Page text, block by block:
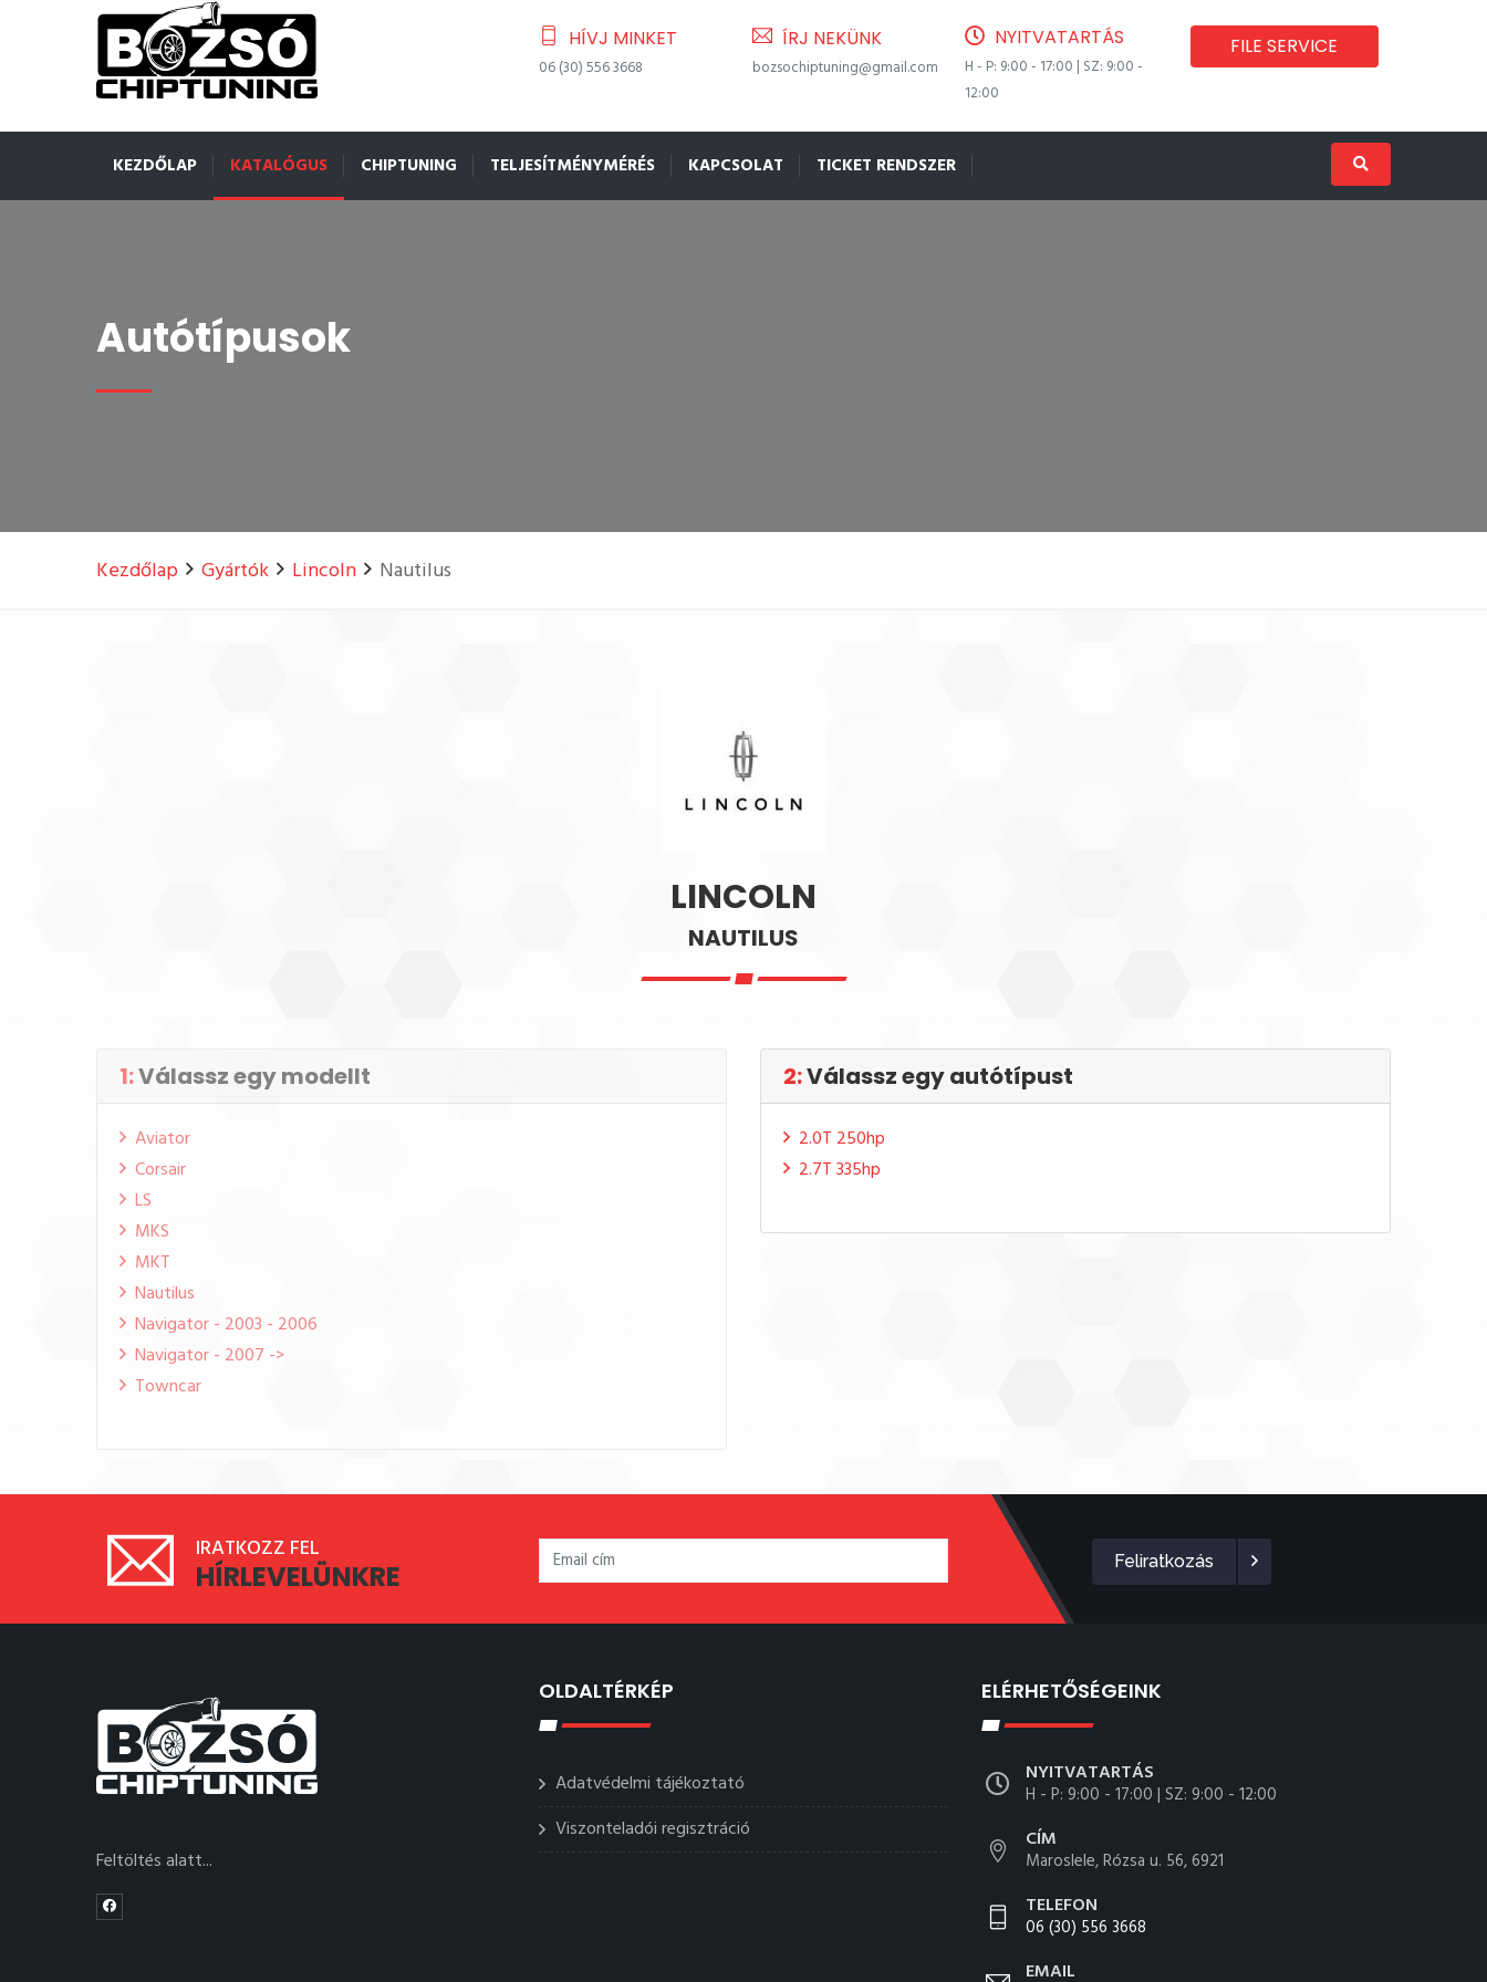
HÍVJ MINKET
06 (30) 556 3668
ÍRJ NEKÜNK
bozsochiptuning@gmail.com
NYITVATARTÁS
H - P: 9:00 - 17:00 | SZ: 9:00 -
12:00
FILE SERVICE
KEZDŐLAP KATALÓGUS CHIPTUNING TELJESÍTMÉNYMÉRÉS KAPCSOLAT TICKET RENDSZER
Autótípusok
Kezdőlap Gyártók Lincoln Nautilus
LINCOLN
NAUTILUS
1:Válassz egy modellt
Aviator
Corsair
LS
MKS
MKT
Nautilus
Navigator - 2003 - 2006
Navigator - 2007 ->
Towncar
2:Válassz egy autótípust
2.0T 250hp
2.7T 335hp
IRATKOZZ FEL
HÍRLEVELÜNKRE Feliratkozás
Feltöltés alatt...
OLDALTÉRKÉP
Adatvédelmi tájékoztató
Viszonteladói regisztráció
ELÉRHETŐSÉGEINK
NYITVATARTÁS
H - P: 9:00 - 17:00 | SZ: 9:00 - 12:00
CÍM
Maroslele, Rózsa u. 56, 6921
TELEFON
06 (30) 556 3668
EMAIL